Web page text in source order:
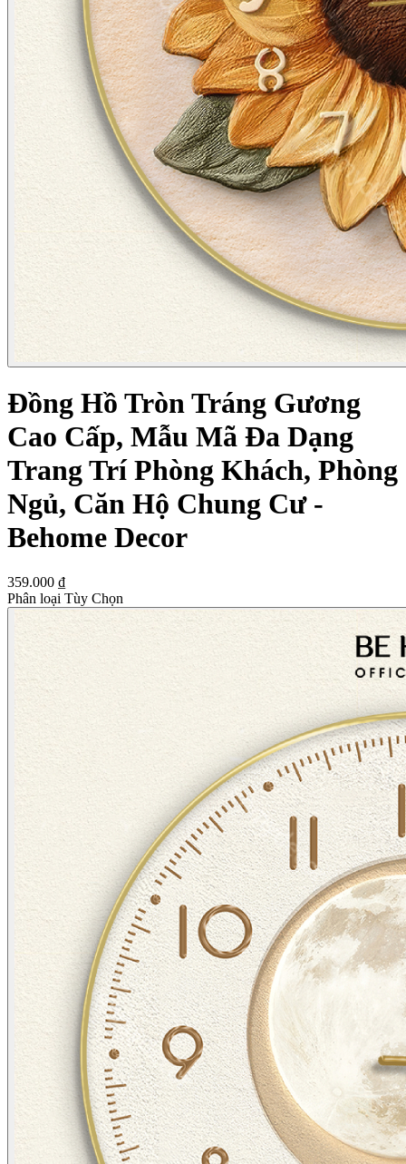
Đồng Hồ Tròn Tráng Gương
Cao Cấp, Mẫu Mã Đa Dạng
Trang Trí Phòng Khách, Phòng
Ngủ, Căn Hộ Chung Cư -
Behome Decor
359.000 ₫
Phân loại Tùy Chọn